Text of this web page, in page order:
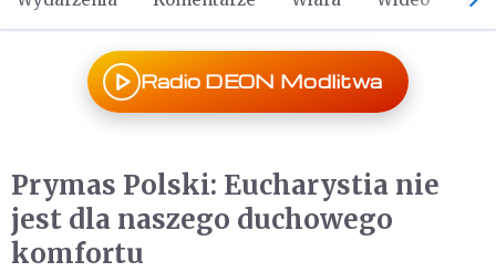
Radio DEON Modlitwa
Prymas Polski: Eucharystia nie
jest dla naszego duchowego
komfortu